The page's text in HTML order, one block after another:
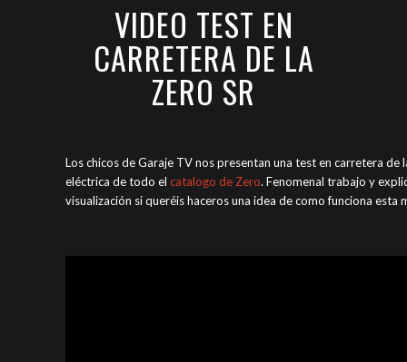
VIDEO TEST EN
CARRETERA DE LA
ZERO SR
Los chicos de Garaje TV nos presentan una test en carretera de
eléctrica de todo el catalogo de Zero. Fenomenal trabajo y
visualización si queréis haceros una idea de como funciona esta